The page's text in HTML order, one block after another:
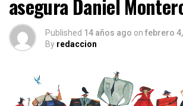
asegura Daniel
Published 14 años ago on febrero
By redaccion